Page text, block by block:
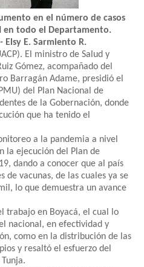
en el número de casos
en todo el Departamento.
Elsy E. Sarmiento R.
El ministro de Salud y
Gómez, acompañado del
Barragán Adame, presidió el
del Plan Nacional de
de la Gobernación, donde
que ha tenido el
a la pandemia a nivel
la ejecución del Plan de
dando a conocer que al país
de vacunas, de las cuales ya se
lo que demuestra un avance
trabajo en Boyacá, el cual lo
nacional, en efectividad y
como en la distribución de las
y resaltó el esfuerzo del